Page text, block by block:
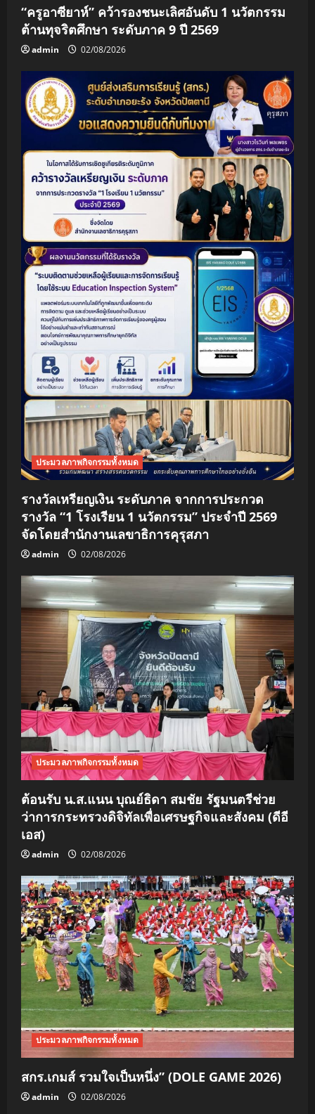
“ครูอาซียาห์” คว้ารองชนะเลิศอันดับ 1 นวัตกรรม
ต้านทุจริตศึกษา ระดับภาค 9 ปี 2569
admin 02/08/2026
ประมวลภาพกิจกรรมทั้งหมด
รางวัลเหรียญเงิน ระดับภาค จากการประกวด
รางวัล “1 โรงเรียน 1 นวัตกรรม” ประจำปี 2569
จัดโดยสำนักงานเลขาธิการคุรุสภา
admin 02/08/2026
ประมวลภาพกิจกรรมทั้งหมด
ต้อนรับ น.ส.แนน บุณย์ธิดา สมชัย รัฐมนตรีช่วย
ว่าการกระทรวงดิจิทัลเพื่อเศรษฐกิจและสังคม (ดีอี
เอส)
admin 02/08/2026
ประมวลภาพกิจกรรมทั้งหมด
สกร.เกมส์ รวมใจเป็นหนึ่ง” (DOLE GAME 2026)
admin 02/08/2026